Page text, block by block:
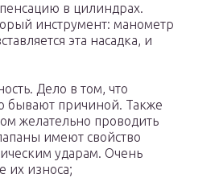
в цилиндрах.
инструмент: манометр
эта насадка, и
Дело в том, что
бывают причиной. Также
желательно проводить
имеют свойство
ударам. Очень
их износа;